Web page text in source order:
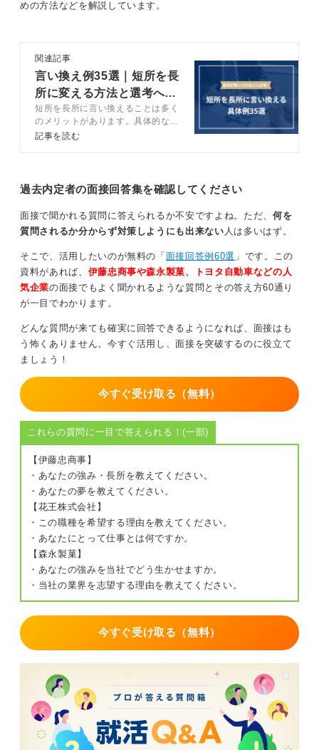
ないよう、物事を丁寧にじっくり進める」といった強み
に言い換えることができます。
このように、弱みを伝えるだけでなく、それへの向き合
い方と、それが生み出す強みをセットで語りましょう。
そうすることで、単なるマイナスイメージで終わらせ
めの方法などを解説しています。
関連記事
言い換え例35選｜短所を長
所に変える方法と選考への
役立て方を解説
短所を長所に言い換えることは多く
のメリットがあります。具体的なメ
リットや言い換える方法などをキャ
参考にしましょう。
記事を読む
過去内定者の面接回答集を確認してください
面接で聞かれる質問に答えられるか不安ですよね。ただ、 何を
質問されるか分からず対策しようにも出来ない 人は多いはず。
そこで、活用したいのが無料の「 面接回答例60選 」です。この
資料があれば、 伊藤忠商事や森永製菓、トヨタ自動車などの人
気企業の面接でもよく聞かれるような質問とその答え方60通り
が一目でわかります。
どんな質問が来ても確実に回答できるようになれば、面接はも
う怖くありません。今すぐ活用し、面接を突破するのに役立て
ましょう！
今すぐ受け取る（無料）
これらの質問に一目で答えられる！(一部)
【伊藤忠商事】
・あなたの強み・長所を教えてください。
・あなたの夢を教えてください。
【花王株式会社】
・この職種を希望する理由を教えてください。
・あなたにとって仕事とは何ですか。
【森永製菓】
・あなたの強みを当社でどう生かせますか。
・当社の業界を志望する理由を教えてください。
今すぐ受け取る（無料）